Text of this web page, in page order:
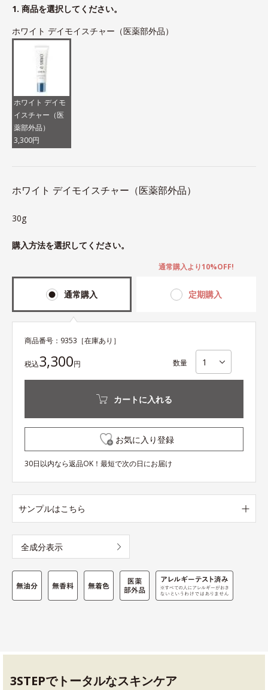
1. 商品を選択してください。
ホワイト デイモイスチャー（医薬部外品）
ホワイト デイモ
イスチャー（医
薬部外品）
3,300円
ホワイト デイモイスチャー（医薬部外品）
30g
購入方法を選択してください。
通常購入 定期購入
通常購入より10%OFF!
商品番号： 9353 ［在庫あり］
税込3,300円 数量
カートに入れる
お気に入り登録
30日以内なら返品OK！最短で次の日にお届け
サンプルはこちら
全成分表示
3STEPでトータルなスキンケア